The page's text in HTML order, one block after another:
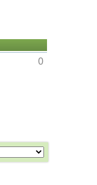
0